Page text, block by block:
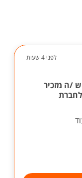
לפני 4 שעות
/ה מזכיר